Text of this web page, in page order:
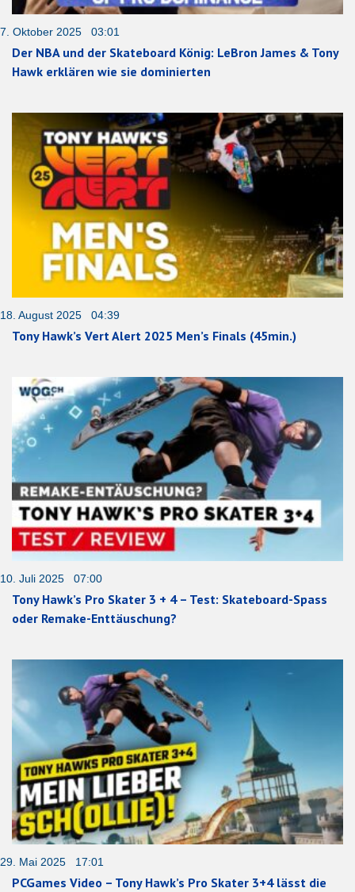
7. Oktober 2025 03:01
Der NBA und der Skateboard König: LeBron James & Tony
Hawk erklären wie sie dominierten
18. August 2025 04:39
Tony Hawk’s Vert Alert 2025 Men’s Finals (45min.)
10. Juli 2025 07:00
Tony Hawk’s Pro Skater 3 + 4 – Test: Skateboard-Spass
oder Remake-Enttäuschung?
29. Mai 2025 17:01
PCGames Video – Tony Hawk’s Pro Skater 3+4 lässt die